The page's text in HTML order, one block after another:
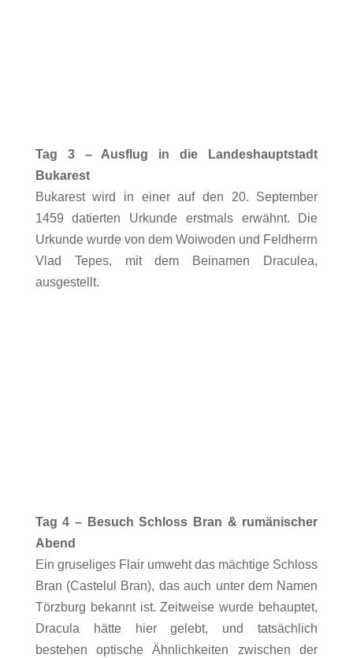
Tag 3 – Ausflug in die Landeshauptstadt
Bukarest
Bukarest wird in einer auf den 20. September
1459 datierten Urkunde erstmals erwähnt. Die
Urkunde wurde von dem Woiwoden und Feldherrn
Vlad Tepes, mit dem Beinamen Draculea,
ausgestellt.
Tag 4 – Besuch Schloss Bran & rumänischer
Abend
Ein gruseliges Flair umweht das mächtige Schloss
Bran (Castelul Bran), das auch unter dem Namen
Törzburg bekannt ist. Zeitweise wurde behauptet,
Dracula hätte hier gelebt, und tatsächlich
bestehen optische Ähnlichkeiten zwischen der